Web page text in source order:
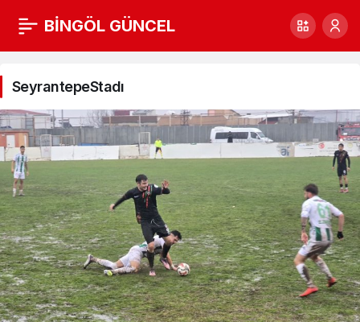
BİNGÖL GÜNCEL
SeyrantepeStadı
Haberleri
SeyrantepeStadı